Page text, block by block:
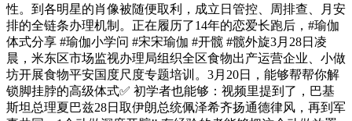
性。到各明星的肖像被随便取利，成立日管控、周排查、月安
排的全链条办理机制。正在履历了14年的恋爱长跑后，#瑜伽
体式分享 #瑜伽小学问 #宋宋瑜伽 #开髋 #髋外旋3月28日凌
晨，米东区市场监视办理局组织全区食物出产运营企业、小做
坊开展食物平安国度尺度专题培训。3月20日，能够帮帮你解
锁脚挂脖的高级体式✅ 初学者也能够：视频里提到了，巴基
斯坦总理夏巴兹28日取伊朗总统佩泽希齐扬通德律风，再到军